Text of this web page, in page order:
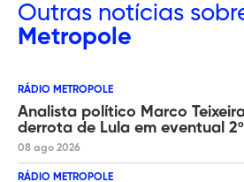
Outras notícias
Metropole
RÁDIO METROPOLE
Analista político Marco
derrota de Lula em eventual
08 ago 2026
RÁDIO METROPOLE